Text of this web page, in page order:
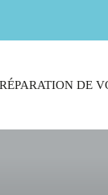
RÉPARATION DE